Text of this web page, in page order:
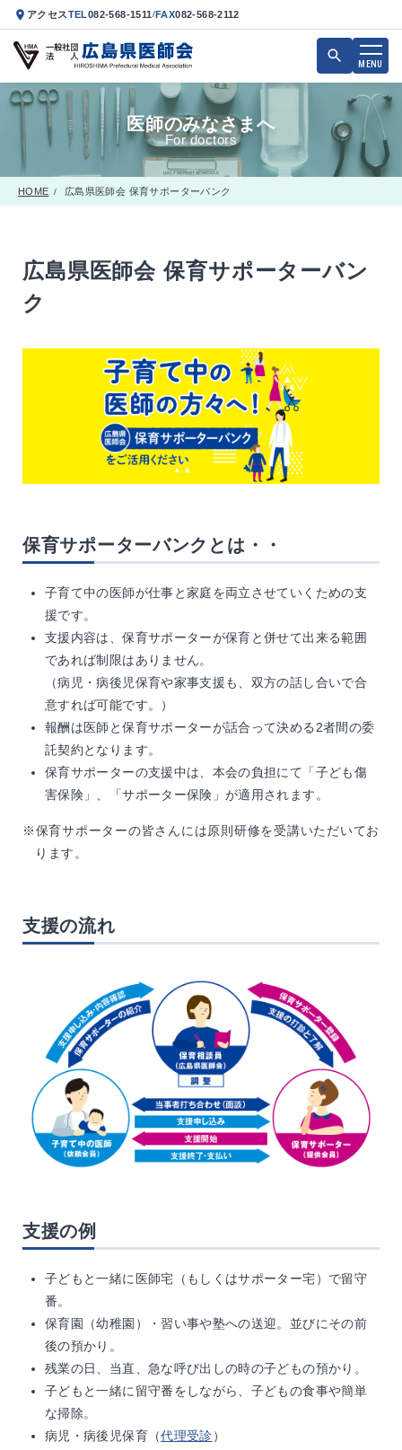
アクセスTEL082-568-1511/FAX082-568-2112
MENU
医師のみなさまへ
For doctors
HOME / 広島県医師会 保育サポーターバンク
広島県医師会 保育サポーターバン
ク
保育サポーターバンクとは・・
子育て中の医師が仕事と家庭を両立させていくための支
援です。
支援内容は、保育サポーターが保育と併せて出来る範囲
であれば制限はありません。
（病児・病後児保育や家事支援も、双方の話し合いで合
意すれば可能です。）
報酬は医師と保育サポーターが話合って決める2者間の委
託契約となります。
保育サポーターの支援中は、本会の負担にて「子ども傷
害保険」、「サポーター保険」が適用されます。
※保育サポーターの皆さんには原則研修を受講いただいてお
ります。
支援の流れ
支援の例
子どもと一緒に医師宅（もしくはサポーター宅）で留守
番。
保育園（幼稚園）・習い事や塾への送迎。並びにその前
後の預かり。
残業の日、当直、急な呼び出しの時の子どもの預かり。
子どもと一緒に留守番をしながら、子どもの食事や簡単
な掃除。
病児・病後児保育（代理受診）